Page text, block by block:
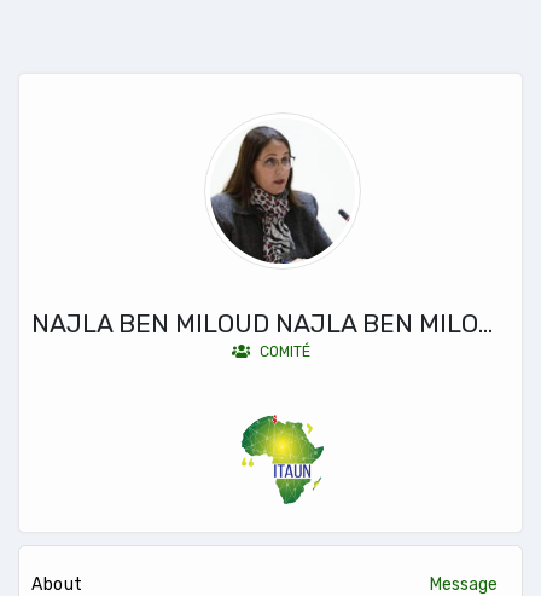
NAJLA BEN MILOUD NAJLA BEN MILOUD
COMITÉ
About Message